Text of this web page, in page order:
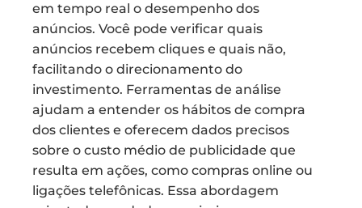
em tempo real o desempenho dos
anúncios. Você pode verificar quais
anúncios recebem cliques e quais não,
facilitando o direcionamento do
investimento. Ferramentas de análise
ajudam a entender os hábitos de compra
dos clientes e oferecem dados precisos
sobre o custo médio de publicidade que
resulta em ações, como compras online ou
ligações telefônicas. Essa abordagem